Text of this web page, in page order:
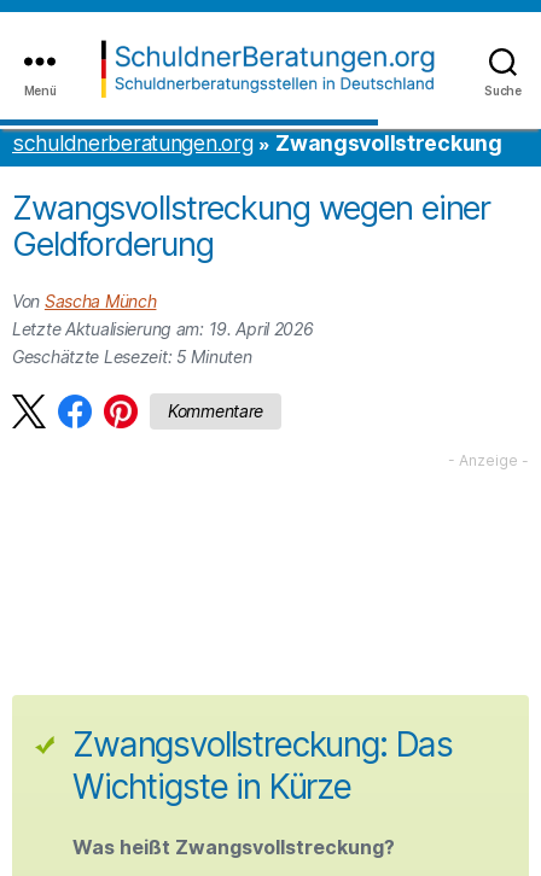
Inhalt
springen
to
the
content
Suche
schuldnerberatungen.org
Menü
schuldnerberatungen.org Zwangsvollstreckung
Zwangsvollstreckung wegen einer
Geldforderung
Von Sascha Münch
Letzte Aktualisierung am: 19. April 2026
Geschätzte Lesezeit: 5 Minuten
Kommentare
Zwangsvollstreckung: Das
Wichtigste in Kürze
Was heißt Zwangsvollstreckung?